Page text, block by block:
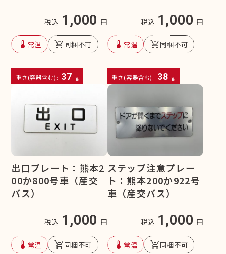
税込 1,000 円
device_thermostat 常温 remove_shopping_cart同梱不可
重さ(容器含む): 37 g
税込 1,000 円
device_thermostat 常温 remove_shopping_cart同梱不可
重さ(容器含む): 38 g
出口プレート：熊本2
00か800号車（産交
バス）
税込 1,000 円
device_thermostat 常温 remove_shopping_cart同梱不可
ステップ注意プレー
ト：熊本200か922号
車（産交バス）
税込 1,000 円
device_thermostat 常温 remove_shopping_cart同梱不可